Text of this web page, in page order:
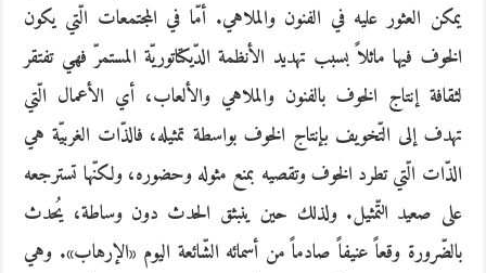
يمكن العثور عليه في الفنون والملاهي. أمّا في المجتمعات الّتي يكون
الخوف فيها ماثلاً بسبب تهديد الأنظمة الدّيكتاتوريّة المستمرّ فهي تفتقر
لثقافة إنتاج الخوف بالفنون والملاهي والألعاب، أي الأعمال الّتي
تهدف إلى التّخويف بإنتاج الخوف بواسطة تمثيله، فالذّات الغربيّة هي
الذّات الّتي تطرد الخوف وتقصيه بمنع مثوله وحضوره، ولكنّها تسترجعه
على صعيد التّمثيل. ولذلك حين ينبثق الحدث دون وساطة، يُحدث
بالضّرورة وقعاً عنيفاً صادماً من أسمائه الشّائعة اليوم «الإرهاب». وهي